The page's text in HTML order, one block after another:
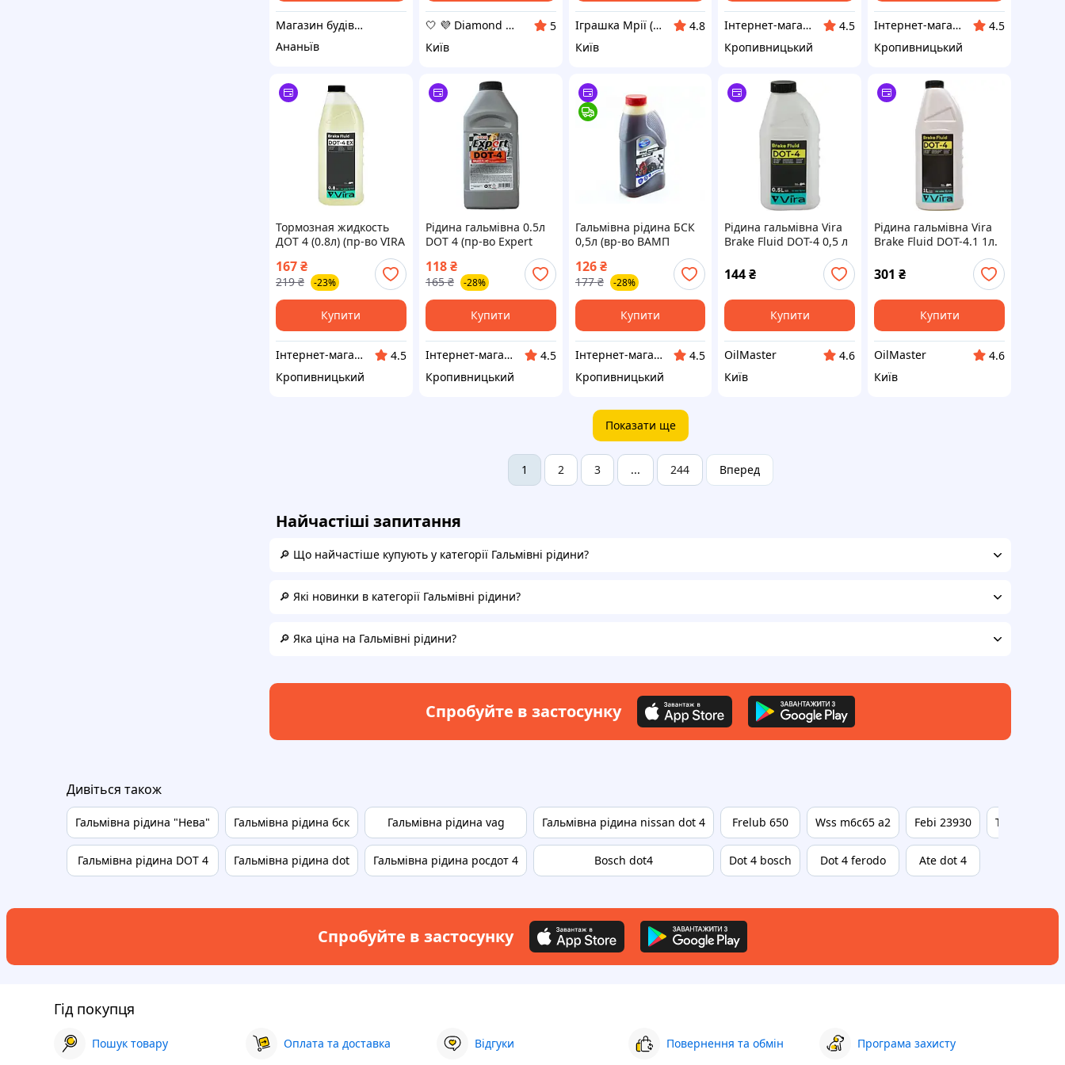
Магазин будівельних матеріалів "ФАХІВЕЦЬ"
Ананьїв
🤍 💜 Diamond 🤍 💜
5
Київ
Іграшка Мрії (дитячі, авто, туризм)
4.8
Київ
Інтернет-магазин "Запчастинки"
4.5
Кропивницький
Інтернет-магазин "Запчастинки"
4.5
Кропивницький
Тормозная жидкость
ДОТ 4 (0.8л) (пр-во VIRA
Украина) ПИР 73954 З
298293
167₴
219 ₴ -23%
Купити
Інтернет-магазин "Запчастинки"
4.5
Кропивницький
Рідина гальмівна 0.5л
DOT 4 (пр-во Expert
Polo Польща) ПІР 63567
ПД 209656 З 263033
118₴
165 ₴ -28%
Купити
Інтернет-магазин "Запчастинки"
4.5
Кропивницький
Гальмівна рідина БСК
0,5л (вр-во ВАМП
Україна) ПІР 63875 ПД
311433
126 ₴
177 ₴ -28%
Купити
Інтернет-магазин "Запчастинки"
4.5
Кропивницький
Рідина гальмівна Vira
Brake Fluid DOT-4 0,5 л
144₴
Купити
OilMaster
4.6
Київ
Рідина гальмівна Vira
Brake Fluid DOT-4.1 1л.
301 ₴
Купити
OilMaster
4.6
Київ
Показати ще
1 2 3 ... 244 Вперед
Найчастіші запитання
🔎 Що найчастіше купують у категорії Гальмівні рідини?
🔎 Які новинки в категорії Гальмівні рідини?
🔎 Яка ціна на Гальмівні рідини?
Спробуйте в застосунку
Дивіться також
Гальмівна рідина "Нева"
Гальмівна рідина DOT 4
Гальмівна рідина бск
Гальмівна рідина dot
Гальмівна рідина vag
Гальмівна рідина росдот 4
Гальмівна рідина nissan dot 4
Bosch dot4
Frelub 650
Dot 4 bosch
Wss m6c65 a2
Dot 4 ferodo
Febi 23930
Ate dot 4
Toyota dot 4
Спробуйте в застосунку
Гід покупця
Пошук товару Оплата та доставка Відгуки Повернення та обмін Програма захисту